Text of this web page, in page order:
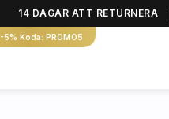
14 DAGAR ATT RETURNERA
-5% Koda: PROMO5